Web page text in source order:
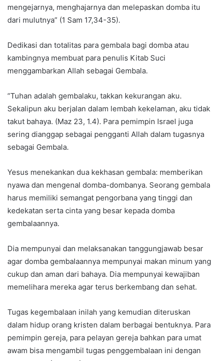
mengejarnya, menghajarnya dan melepaskan domba itu
dari mulutnya” (1 Sam 17,34-35).
Dedikasi dan totalitas para gembala bagi domba atau
kambingnya membuat para penulis Kitab Suci
menggambarkan Allah sebagai Gembala.
“Tuhan adalah gembalaku, takkan kekurangan aku.
Sekalipun aku berjalan dalam lembah kekelaman, aku tidak
takut bahaya. (Maz 23, 1.4). Para pemimpin Israel juga
sering dianggap sebagai pengganti Allah dalam tugasnya
sebagai Gembala.
Yesus menekankan dua kekhasan gembala: memberikan
nyawa dan mengenal domba-dombanya. Seorang gembala
harus memiliki semangat pengorbana yang tinggi dan
kedekatan serta cinta yang besar kepada domba
gembalaannya.
Dia mempunyai dan melaksanakan tanggungjawab besar
agar domba gembalaannya mempunyai makan minum yang
cukup dan aman dari bahaya. Dia mempunyai kewajiban
memelihara mereka agar terus berkembang dan sehat.
Tugas kegembalaan inilah yang kemudian diteruskan
dalam hidup orang kristen dalam berbagai bentuknya. Para
pemimpin gereja, para pelayan gereja bahkan para umat
awam bisa mengambil tugas penggembalaan ini dengan